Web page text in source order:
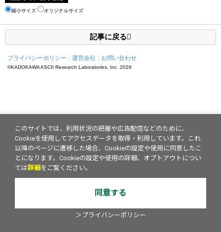
縮小サイズ オリジナルサイズ
記事に戻る
プライバシーポリシー 運営会社 お問い合わせ
©KADOKAWA ASCII Research Laboratories, Inc. 2026
このサイトでは、利用状況の把握や広告配信などのために、
Cookieを使用してアクセスデータを取得・利用しています。これ
以降のページに遷移した場合、Cookieの設定や使用に同意したこ
とになります。Cookieの設定や使用の詳細、オプトアウトについ
ては詳細 をご覧ください。
同意する
＞プライバシーポリシー